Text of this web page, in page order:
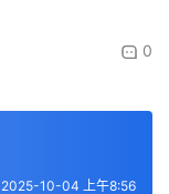
0
2025-10-04 上午8:56